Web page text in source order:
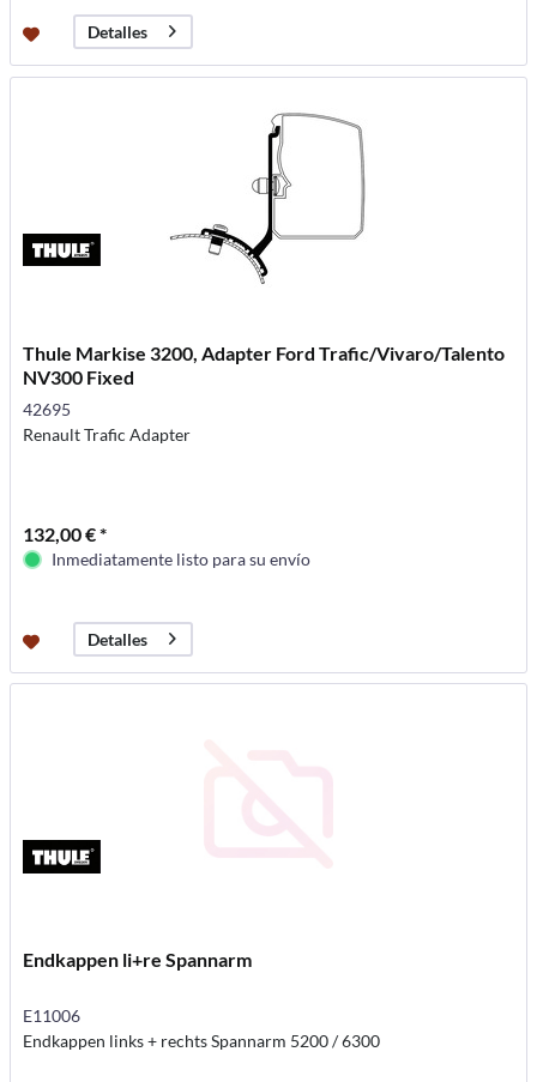
Detalles
Thule Markise 3200, Adapter Ford Trafic/Vivaro/Talento
NV300 Fixed
42695
Renault Trafic Adapter
132,00 € *
Inmediatamente listo para su envío
Detalles
Endkappen li+re Spannarm
E11006
Endkappen links + rechts Spannarm 5200 / 6300